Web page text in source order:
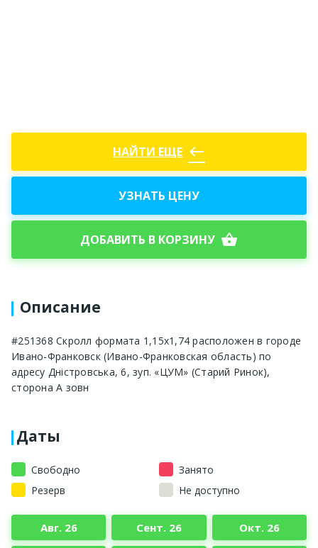
НАЙТИ ЕЩЕ west
УЗНАТЬ ЦЕНУ
ДОБАВИТЬ В КОРЗИНУ shopping_basket
Описание
#251368 Скролл формата 1,15х1,74 расположен в городе
Ивано-Франковск (Ивано-Франковская область) по
адресу Дністровська, 6, зуп. «ЦУМ» (Старий Ринок),
сторона А зовн
Даты
Свободно
Занято
Резерв
Не доступно
Авг. 26 Сент. 26 Окт. 26